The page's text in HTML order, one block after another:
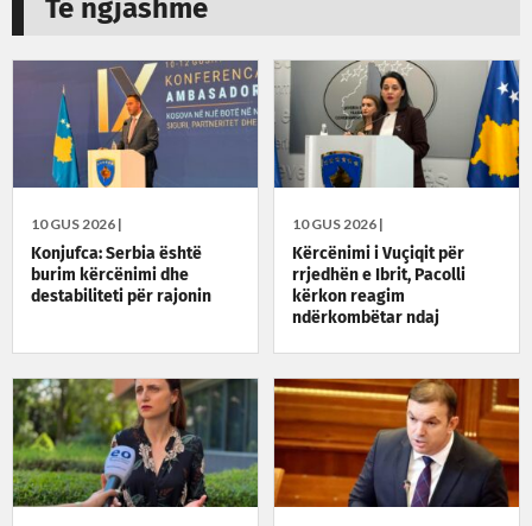
Të ngjashme
10 GUS 2026 |
Konjufca: Serbia është
burim kërcënimi dhe
destabiliteti për rajonin
10 GUS 2026 |
Kërcënimi i Vuçiqit për
rrjedhën e Ibrit, Pacolli
kërkon reagim
ndërkombëtar ndaj